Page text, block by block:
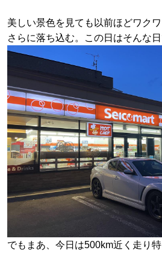
美しい景色を見ても以前ほどワク
さらに落ち込む。この日はそんな日
でもまあ、今日は500km近く走り